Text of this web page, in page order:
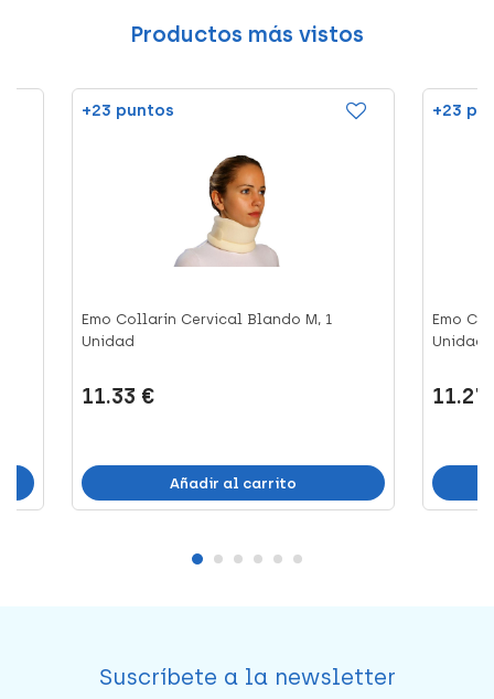
Productos más vistos
+23 puntos
Emo Collarín Cervical Blando M, 1
Unidad
11.33 €
Añadir al carrito
+23
Emo
Unidad
11.27
Suscríbete a la newsletter